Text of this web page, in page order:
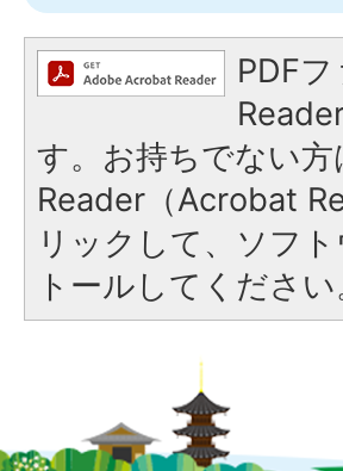
PDF
す。お持ちでない
Reader（Acrobat
リックして、ソフ
トールしてください